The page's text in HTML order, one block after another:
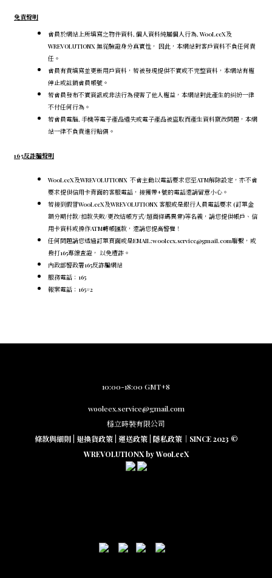
免責聲明
會員於網站上所填寫之物件資料, 個人資料純屬個人行為, WooLeeX及
WREVOLUTIONX 無從驗證身分真實性， 因此，本網站對客戶資料不負任何責
任。
會員有責填寫並更新用戶資料，若被發現提供不實或不完整資料，本網站有權
停止或註銷會員帳號。
若會員發布不實資訊或非法行為侵害了他人權益，本網站對此產生的糾紛一律
不付任何行為。
若會員電腦, 手機等電子產品遺失或電子產品被盜取而產生資料竄改問題，本網
站一律不負責進行賠償。
165反詐騙聲明
WooLeeX及WREVOLUTIONX 不會主動以電話要求您至ATM解除設定， 亦不會
要求提供信用卡背面的客服電話， 接獲帶+號的電話還請留意小心。
若接到假冒WooLeeX及WREVOLUTIONX 客服或是銀行人員電話要求 (訂單金
額分期付款/扣款失敗/更改結帳方式/超商條碼異常)等名義，請您提供帳戶、信
用卡資料或操作ATM轉帳匯款，還請您提高警覺！
任何問題請您透過訂單頁面或是EMAIL:wooleex.service@gmail.com聯繫，或
撥打165專線查證， 以免遭詐。
內政部警政署165反詐騙網站
服務電話：165
報案電話：165#2
10:00-18:00 GMT+8
wooleex.service@gmail.com
穩立時裝有限公司
條款與細則| 退換貨政策| 運送政策| 隱私政策｜SINCE 2023 ©
WREVOLUTIONX by WooLeeX